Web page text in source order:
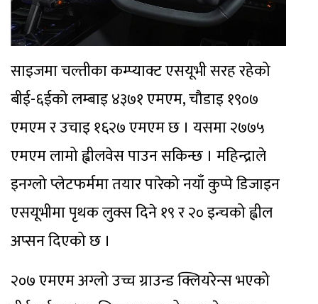
साइजमा चल्तीका कम्प्याक्ट एसयूभी सरह रहेको
बीई-६ईको लम्बाइ ४३७१ एमएम, चौडाइ १९०७
एमएम र उचाइ १६२७ एमएम छ । यसमा २७७५
एमएम लामो ह्वीलवेस पाउन सकिन्छ । महिन्द्राले
इनग्लो प्लेटफर्ममा तयार पारेको नयाँ कुप्पे डिजाइन
एसयूभीमा पृथक लुक्स दिने १९ र २० इन्चको ह्वील
अप्सन दिएको छ ।
२०७ एमएम अग्लो उच्च ग्राउन्ड क्लियरेन्स भएको